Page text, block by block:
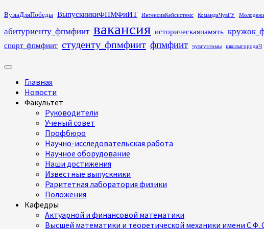
Перейти
содержимому
ВузыДляПобеды ВыпускникиФПМФиИТ ИнтенсивКейсистемс КомандаЧувГУ
абитуриенту_фпмфиит вакансия историческаяпамять
спорт_фпмфиит студенту_фпмфиит фпмфиит чувгуэтомы школыгородаЧ
Основное
Главная
Новости
Факультет
Руководители
Ученый совет
Профбюро
Научно-исследовательская работа
Научное оборудование
Наши достижения
Известные выпускники
Раритетная лаборатория физики
Положения
Кафедры
Актуарной и финансовой математики
Высшей математики и теоретической механики имени С.Ф.